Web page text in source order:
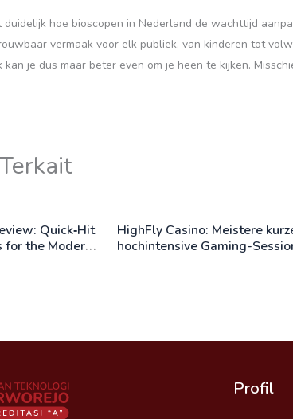
hoe bioscopen in Nederland de wachttijd
vermaak voor elk publiek, van kinderen tot
kan je dus maar beter even om je heen te kijken.
Quick‑Hit
for the Modern
HighFly Casino: Meistere
hochintensive Gaming-
Profil